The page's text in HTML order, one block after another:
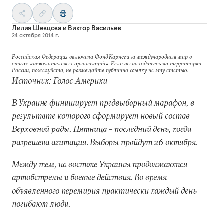
Лилия Шевцова и Виктор Васильев
24 октября 2014 г.
Российская Федерация включила Фонд Карнеги за международный мир в
список «нежелательных организаций». Если вы находитесь на территории
России, пожалуйста, не размещайте публично ссылку на эту статью.
Источник: Голос Америки
В Украине финиширует предвыборный марафон, в
результате которого сформирует новый состав
Верховной рады. Пятница – последний день, когда
разрешена агитация. Выборы пройдут 26 октября.
Между тем, на востоке Украины продолжаются
артобстрелы и боевые действия. Во время
объявленного перемирия практически каждый день
погибают люди.